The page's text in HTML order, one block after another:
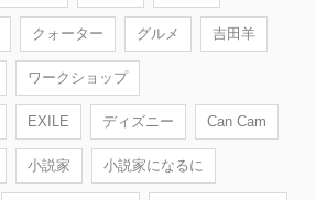
クォーター グルメ 吉田羊
ワークショップ
EXILE ディズニー Can Cam
小説家 小説家になるに